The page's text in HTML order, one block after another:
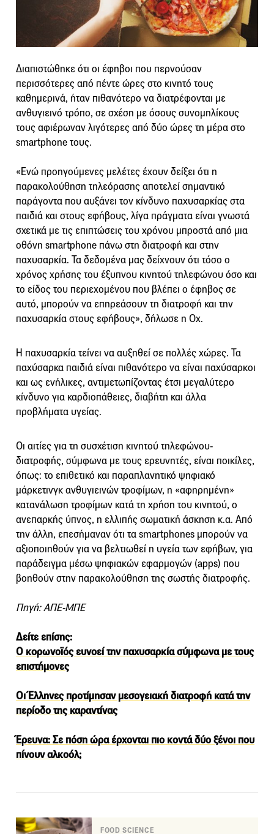
Διαπιστώθηκε ότι οι έφηβοι που περνούσαν
περισσότερες από πέντε ώρες στο κινητό τους
καθημερινά, ήταν πιθανότερο να διατρέφονται με
ανθυγιεινό τρόπο, σε σχέση με όσους συνομηλίκους
τους αφιέρωναν λιγότερες από δύο ώρες τη μέρα στο
smartphone τους.
«Ενώ προηγούμενες μελέτες έχουν δείξει ότι η
παρακολούθηση τηλεόρασης αποτελεί σημαντικό
παράγοντα που αυξάνει τον κίνδυνο παχυσαρκίας στα
παιδιά και στους εφήβους, λίγα πράγματα είναι γνωστά
σχετικά με τις επιπτώσεις του χρόνου μπροστά από μια
οθόνη smartphone πάνω στη διατροφή και στην
παχυσαρκία. Τα δεδομένα μας δείχνουν ότι τόσο ο
χρόνος χρήσης του έξυπνου κινητού τηλεφώνου όσο και
το είδος του περιεχομένου που βλέπει ο έφηβος σε
αυτό, μπορούν να επηρεάσουν τη διατροφή και την
παχυσαρκία στους εφήβους», δήλωσε η Οχ.
Η παχυσαρκία τείνει να αυξηθεί σε πολλές χώρες. Τα
παχύσαρκα παιδιά είναι πιθανότερο να είναι παχύσαρκοι
και ως ενήλικες, αντιμετωπίζοντας έτσι μεγαλύτερο
κίνδυνο για καρδιοπάθειες, διαβήτη και άλλα
προβλήματα υγείας.
Οι αιτίες για τη συσχέτιση κινητού τηλεφώνου-
διατροφής, σύμφωνα με τους ερευνητές, είναι ποικίλες,
όπως: το επιθετικό και παραπλανητικό ψηφιακό
μάρκετινγκ ανθυγιεινών τροφίμων, η «αφηρημένη»
κατανάλωση τροφίμων κατά τη χρήση του κινητού, ο
ανεπαρκής ύπνος, η ελλιπής σωματική άσκηση κ.α. Από
την άλλη, επεσήμαναν ότι τα smartphones μπορούν να
αξιοποιηθούν για να βελτιωθεί η υγεία των εφήβων, για
παράδειγμα μέσω ψηφιακών εφαρμογών (apps) που
βοηθούν στην παρακολούθηση της σωστής διατροφής.
Πηγή: ΑΠΕ-ΜΠΕ
Δείτε επίσης:
Ο κορωνοϊός ευνοεί την παχυσαρκία σύμφωνα με τους
επιστήμονες
Οι Έλληνες προτίμησαν μεσογειακή διατροφή κατά την
περίοδο της καραντίνας
Έρευνα: Σε πόση ώρα έρχονται πιο κοντά δύο ξένοι που
πίνουν αλκοόλ;
FOOD SCIENCE